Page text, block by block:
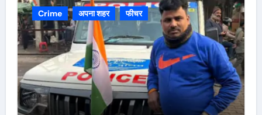
Crime अपना शहर फीचर